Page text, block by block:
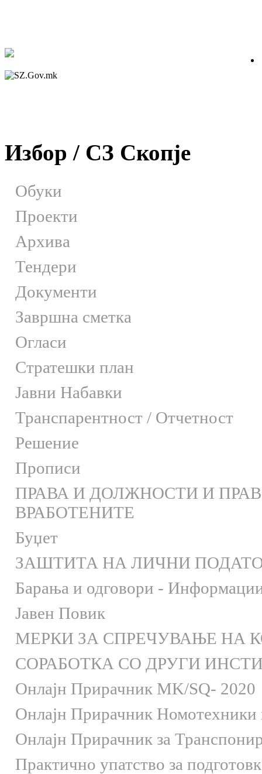
Избор / СЗ Скопје
Обуки
Проекти
Архива
Тендери
Документи
Завршна сметка
Огласи
Стратешки план
Јавни Набавки
Транспарентност / Отчетност
Решение
Прописи
ПРАВА И ДОЛЖНОСТИ И
ВРАБОТЕНИТЕ
Буџет
ЗАШТИТА НА ЛИЧНИ
Барања и одговори - Информации
Јавен Повик
МЕРКИ ЗА СПРЕЧУВАЊЕ НА
СОРАБОТКА СО ДРУГИ
Онлaјн Прирачник MK/SQ- 2020
Онлаjн Прирачник Номотехники
Онлаjн Прирачник за
Практично упатство за